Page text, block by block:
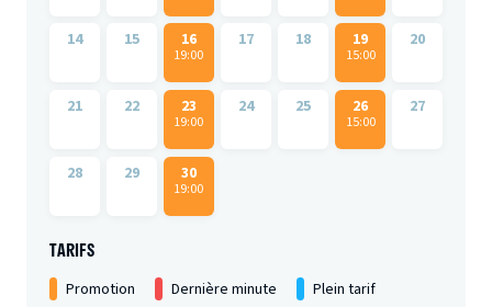
14 15 16
19:00
17 18 19
15:00
20
21 22 23
19:00
24 25 26
15:00
27
28 29 30
19:00
TARIFS
Promotion Dernière minute Plein tarif